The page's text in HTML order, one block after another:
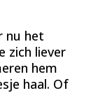
nu het
zich liever
hem
haal. Of